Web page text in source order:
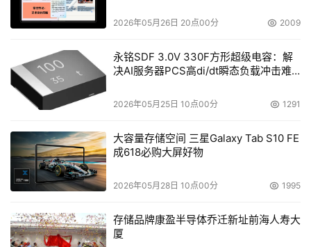
LUN支持最高64TB的容量，集群最大可以扩展到8个节
点，每个节点或者每个集群可提供2PB的容量（NAS
Platform 2000 Nearline）。
除此以外，HDS还表示自己增强了虚拟服务器的安全性，并
为单台物理服务器上的最大64个VMware虚拟服务器提供多
器提供独立的全局命名空间。
本文来源于DOIT传媒，文章内容仅供参考，不构成投资建议。
2026年05月26日 20点00分 2009
永铭SDF 3.0V 330F方形超级电容：解
决AI服务器PCS高di/dt瞬态负载冲击难
2026年05月25日 10点00分 1291
大容量存储空间 三星Galaxy Tab S10 FE
成618必购大屏好物
2026年05月28日 10点00分 1995
存储品牌康盈半导体乔迁新址前海人寿大
厦